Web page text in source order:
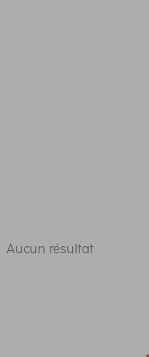
Aucun résultat